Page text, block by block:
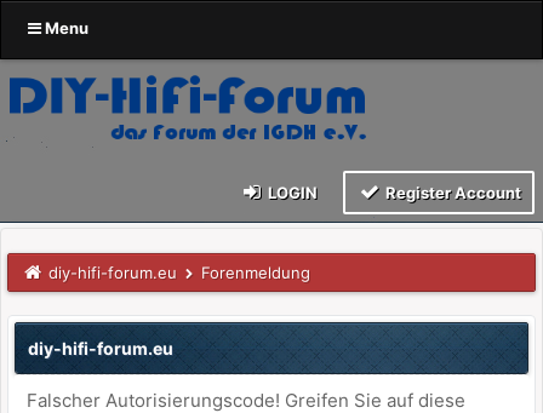
Menu
LOGIN Register Account
diy-hifi-forum.eu Forenmeldung
diy-hifi-forum.eu
Falscher Autorisierungscode! Greifen Sie auf diese